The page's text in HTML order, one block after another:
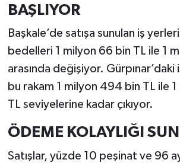
BAŞLIYOR
Başkale’de satışa sunulan iş
bedelleri 1 milyon 66 bin TL ile 1
arasında değişiyor.
bu rakam 1 milyon 494 bin TL ile
TL seviyelerine kadar çıkıyor.
ÖDEME KOLAYLIĞI
Satışlar, yüzde 10 peşinat ve 96